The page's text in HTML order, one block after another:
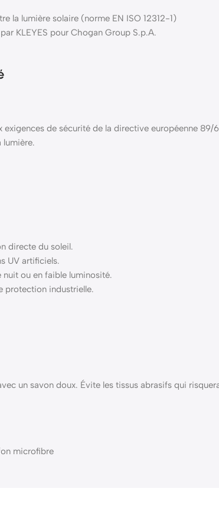
la lumière solaire (norme EN ISO 12312-1)
KLEYES pour Chogan Group S.p.A.
exigences de sécurité de la directive européenne
lumière.
directe du soleil.
UV artificiels.
ou en faible luminosité.
protection industrielle.
un savon doux. Évite les tissus abrasifs qui
microfibre